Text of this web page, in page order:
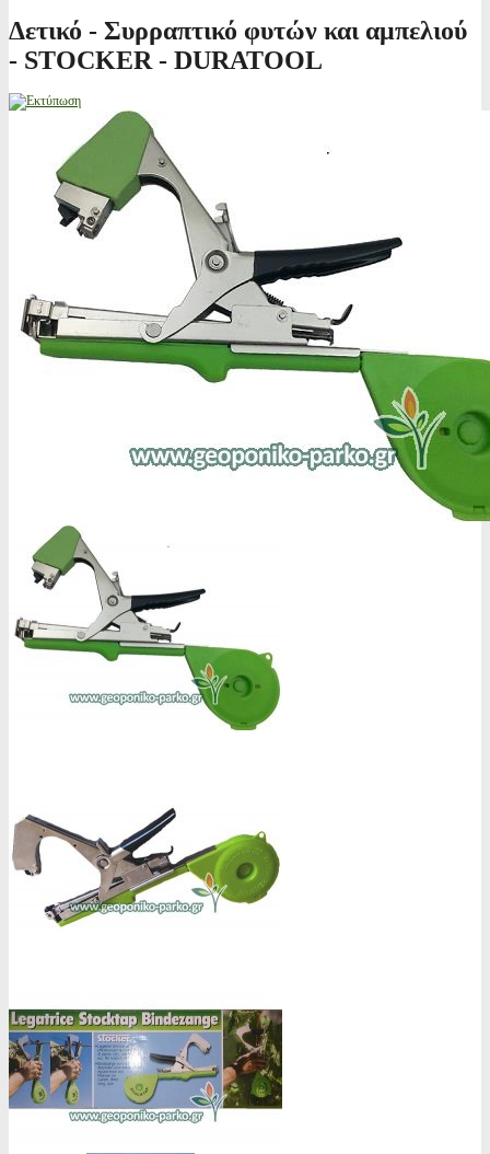
Δετικό - Συρραπτικό φυτών και αμπελιού
- STOCKER - DURATOOL